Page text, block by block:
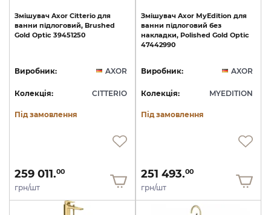
Змішувач Axor Citterio для
ванни підлоговий, Brushed
Gold Optic 39451250
Виробник: AXOR
Колекція: CITTERIO
Під замовлення
259 011.00
грн/шт
Змішувач Axor MyEdition для
ванни підлоговий без
накладки, Polished Gold Optic
47442990
Виробник: AXOR
Колекція: MYEDITION
Під замовлення
251 493.00
грн/шт